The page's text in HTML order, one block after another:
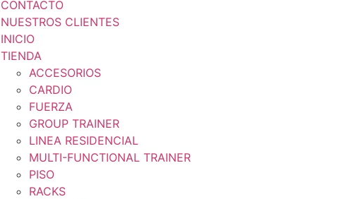
CONTACTO
NUESTROS CLIENTES
INICIO
TIENDA
ACCESORIOS
CARDIO
FUERZA
GROUP TRAINER
LINEA RESIDENCIAL
MULTI-FUNCTIONAL TRAINER
PISO
RACKS